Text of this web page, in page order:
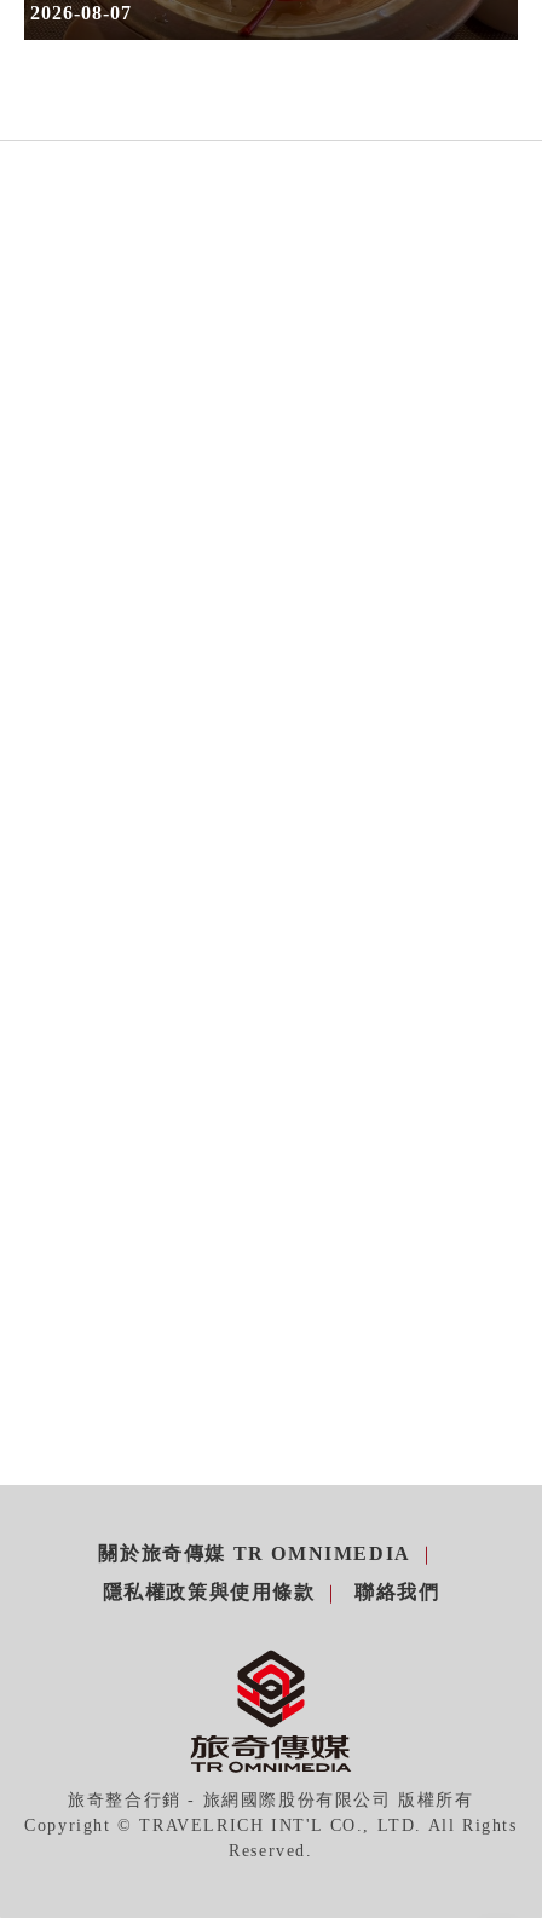
2026-08-07
關於旅奇傳媒 TR OMNIMEDIA
隱私權政策與使用條款
聯絡我們
旅奇整合行銷 - 旅網國際股份有限公司 版權所有
Copyright © TRAVELRICH INT'L CO., LTD. All Rights
Reserved.